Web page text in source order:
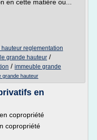
en cette matière ou...
reglementation
grande hauteur /
/ immeuble grande
grande hauteur
en
copropriété
copropriété